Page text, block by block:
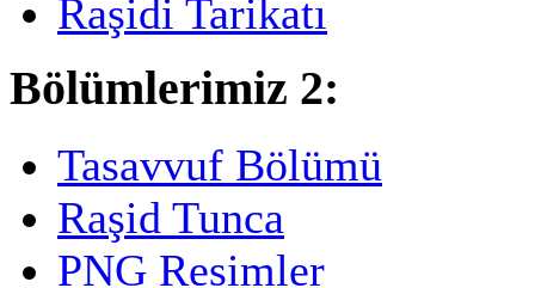
Raşidi Tarikatı
Bölümlerimiz 2:
Tasavvuf Bölümü
Raşid Tunca
PNG Resimler